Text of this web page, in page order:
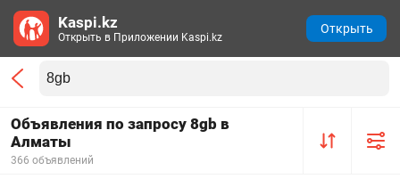
Объявления по запросу 8gb в
Алматы
366 объявлений
Kaspi.kz
Открыть в Приложении Kaspi.kz
Открыть